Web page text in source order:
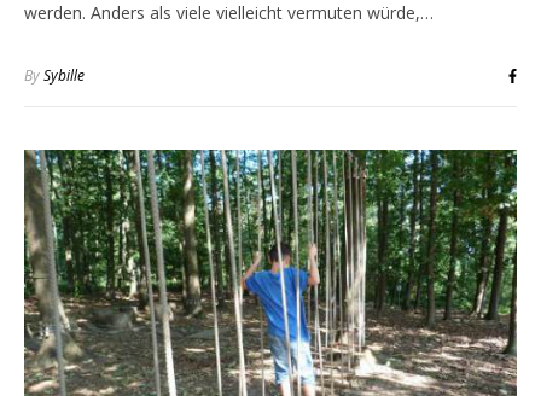
werden. Anders als viele vielleicht vermuten würde,…
BySybille